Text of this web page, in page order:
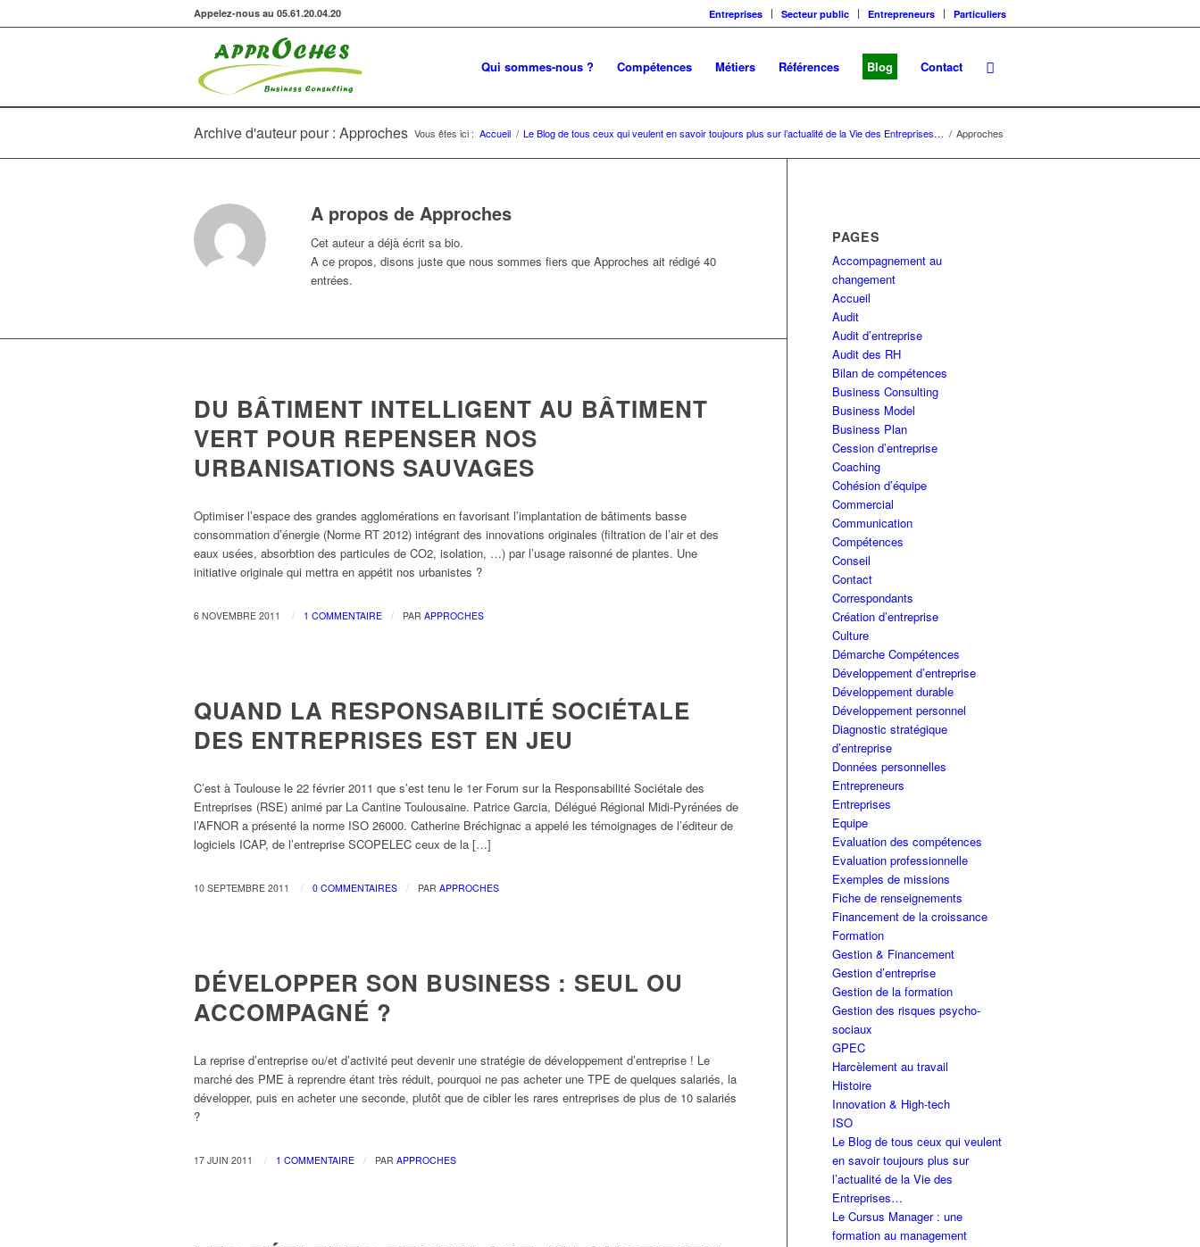
Entreprises Secteur public Entrepreneurs Particuliers
Appelez-nous au 05.61.20.04.20
Qui sommes-nous ? Compétences Métiers Références Blog Contact
Archive d'auteur pour : Approches Vous êtes ici : Accueil / Le Blog de tous ceux qui veulent en savoir toujours plus sur l’actualité de la Vie des Entreprises… / Approches
A propos de Approches
Cet auteur a déjà écrit sa bio.
A ce propos, disons juste que nous sommes fiers que Approches ait rédigé 40
entrées.
DU BÂTIMENT INTELLIGENT AU BÂTIMENT
VERT POUR REPENSER NOS
URBANISATIONS SAUVAGES
Optimiser l’espace des grandes agglomérations en favorisant l’implantation de bâtiments basse
consommation d’énergie (Norme RT 2012) intégrant des innovations originales (filtration de l’air et des
eaux usées, absorbtion des particules de CO2, isolation, …) par l’usage raisonné de plantes. Une
initiative originale qui mettra en appétit nos urbanistes ?
6 NOVEMBRE 2011 / 1 COMMENTAIRE / PAR APPROCHES
QUAND LA RESPONSABILITÉ SOCIÉTALE
DES ENTREPRISES EST EN JEU
C’est à Toulouse le 22 février 2011 que s’est tenu le 1er Forum sur la Responsabilité Sociétale des
Entreprises (RSE) animé par La Cantine Toulousaine. Patrice Garcia, Délégué Régional Midi-Pyrénées de
l’AFNOR a présenté la norme ISO 26000. Catherine Bréchignac a appelé les témoignages de l’éditeur de
logiciels ICAP, de l’entreprise SCOPELEC ceux de la […]
10 SEPTEMBRE 2011 / 0 COMMENTAIRES / PAR APPROCHES
DÉVELOPPER SON BUSINESS : SEUL OU
ACCOMPAGNÉ ?
La reprise d’entreprise ou/et d’activité peut devenir une stratégie de développement d’entreprise ! Le
marché des PME à reprendre étant très réduit, pourquoi ne pas acheter une TPE de quelques salariés, la
développer, puis en acheter une seconde, plutôt que de cibler les rares entreprises de plus de 10 salariés
?
17 JUIN 2011 / 1 COMMENTAIRE / PAR APPROCHES
PAGES
Accompagnement au
changement
Accueil
Audit
Audit d’entreprise
Audit des RH
Bilan de compétences
Business Consulting
Business Model
Business Plan
Cession d’entreprise
Coaching
Cohésion d’équipe
Commercial
Communication
Compétences
Conseil
Contact
Correspondants
Création d’entreprise
Culture
Démarche Compétences
Développement d’entreprise
Développement durable
Développement personnel
Diagnostic stratégique
d’entreprise
Données personnelles
Entrepreneurs
Entreprises
Equipe
Evaluation des compétences
Evaluation professionnelle
Exemples de missions
Fiche de renseignements
Financement de la croissance
Formation
Gestion & Financement
Gestion d’entreprise
Gestion de la formation
Gestion des risques psycho-
sociaux
GPEC
Harcèlement au travail
Histoire
Innovation & High-tech
ISO
Le Blog de tous ceux qui veulent
en savoir toujours plus sur
l’actualité de la Vie des
Entreprises…
Le Cursus Manager : une
formation au management